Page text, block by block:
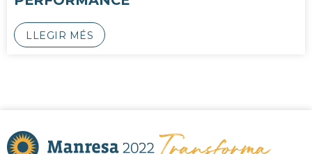
LLEGIR MÉS